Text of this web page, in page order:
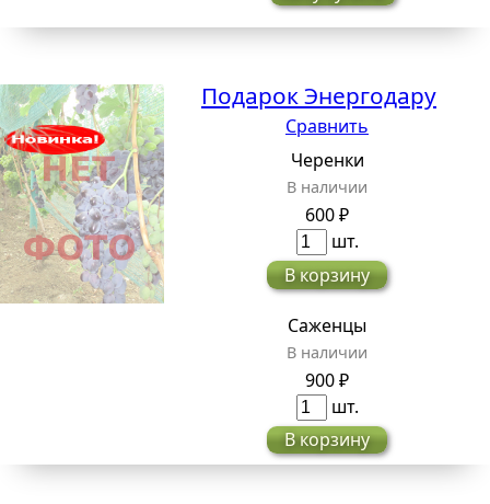
Подарок Энергодару
Сравнить
Черенки
В наличии
600 ₽
шт.
В корзину
Саженцы
В наличии
900 ₽
шт.
В корзину